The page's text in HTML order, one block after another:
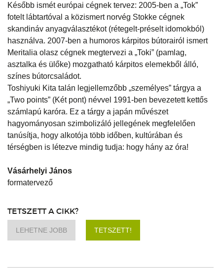
Később ismét európai cégnek tervez: 2005-ben a „Tok”
fotelt lábtartóval a közismert norvég Stokke cégnek
skandináv anyagválasztékot (rétegelt-préselt idomokból)
használva. 2007-ben a humoros kárpitos bútorairól ismert
Meritalia olasz cégnek megtervezi a „Toki” (pamlag,
asztalka és ülőke) mozgatható kárpitos elemekből álló,
színes bútorcsaládot.
Toshiyuki Kita talán legjellemzőbb „személyes” tárgya a
„Two points” (Két pont) névvel 1991-ben bevezetett kettős
számlapú karóra. Ez a tárgy a japán művészet
hagyományosan szimbolizáló jellegének megfelelően
tanúsítja, hogy alkotója több időben, kultúrában és
térségben is létezve mindig tudja: hogy hány az óra!
Vásárhelyi János
formatervező
TETSZETT A CIKK?
LEHETNE JOBB TETSZETT!